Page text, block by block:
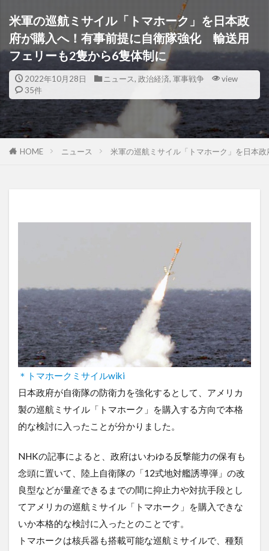
米軍の巡航ミサイル「トマホーク」を日本政
府が購入へ！有事前提に自衛隊強化 輸送用
フェリーも2隻から6隻体制に
2022年10月28日 ニュース, 政治経済, 軍事戦争
view
35件
HOME ニュース 米軍の巡航ミサイル「トマホーク」を日本
＊トマホークミサイルwiki
日本政府が自衛隊の防衛力を強化するとして、アメリカ
製の巡航ミサイル「トマホーク」を購入する方向で本格
的な検討に入ったことが分かりました。
NHKの記事によると、政府はいわゆる反撃能力の保有も
念頭に置いて、陸上自衛隊の「12式地対艦誘導弾」の改
良型などが量産できるまでの間に抑止力や対抗手段とし
てアメリカの巡航ミサイル「トマホーク」を購入できな
いか本格的な検討に入ったとのことです。
トマホークは核兵器も搭載可能な巡航ミサイルで、種類